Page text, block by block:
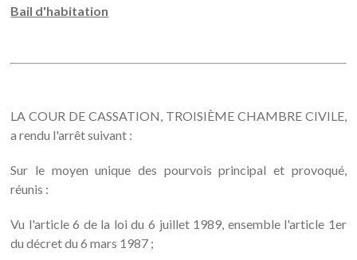
Bail d'habitation
LA COUR DE CASSATION, TROISIÈME CHAMBRE CIVILE,
a rendu l'arrêt suivant :
Sur le moyen unique des pourvois principal et provoqué,
réunis :
Vu l'article 6 de la loi du 6 juillet 1989, ensemble l'article 1er
du décret du 6 mars 1987 ;